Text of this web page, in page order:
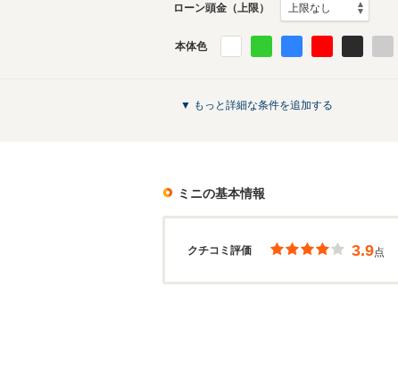
ローン頭金（上限）
本体色
▼ もっと詳細な条件を追加する
ミニの基本情報
クチコミ評価 3.9点